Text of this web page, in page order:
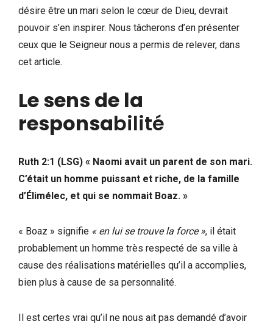
désire être un mari selon le cœur de Dieu, devrait
pouvoir s’en inspirer. Nous tâcherons d’en présenter
ceux que le Seigneur nous a permis de relever, dans
cet article.
Le sens de la
responsabilité
Ruth 2:1 (LSG) « Naomi avait un parent de son mari.
C’était un homme puissant et riche, de la famille
d’Élimélec, et qui se nommait Boaz. »
« Boaz » signifie « en lui se trouve la force », il était
probablement un homme très respecté de sa ville à
cause des réalisations matérielles qu’il a accomplies,
bien plus à cause de sa personnalité.
Il est certes vrai qu’il ne nous ait pas demandé d’avoir